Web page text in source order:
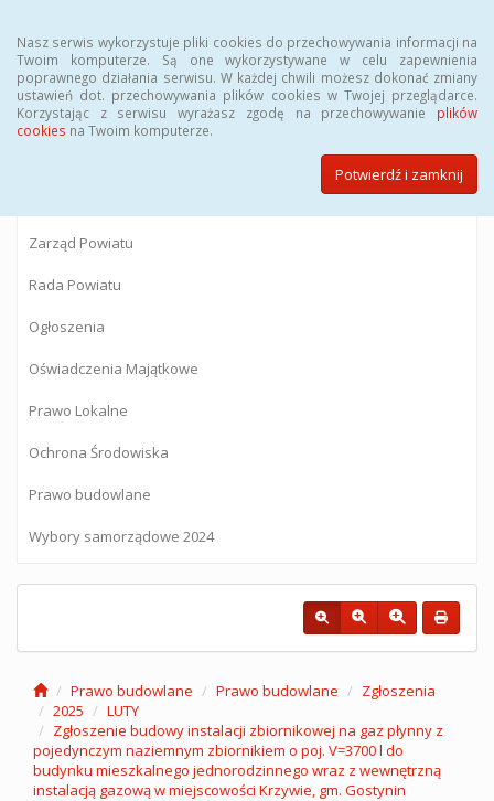
Nasz serwis wykorzystuje pliki cookies do przechowywania informacji na
Twoim komputerze. Są one wykorzystywane w celu zapewnienia
poprawnego działania serwisu. W każdej chwili możesz dokonać zmiany
ustawień dot. przechowywania plików cookies w Twojej przeglądarce.
Korzystając z serwisu wyrażasz zgodę na przechowywanie plików
cookies na Twoim komputerze.
Potwierdź i zamknij
BIULETYN INFORMACJI PUBLICZNEJ
Starostwa Powiatowego w Gostyninie
Zarząd Powiatu
Rada Powiatu
Ogłoszenia
Oświadczenia Majątkowe
Prawo Lokalne
Ochrona Środowiska
Prawo budowlane
Wybory samorządowe 2024
Prawo budowlane Prawo budowlane
Zgłoszenia
2025
LUTY
Zgłoszenie budowy instalacji zbiornikowej na gaz płynny z
pojedynczym naziemnym zbiornikiem o poj. V=3700 l do
budynku mieszkalnego jednorodzinnego wraz z wewnętrzną
instalacją gazową w miejscowości Krzywie, gm. Gostynin